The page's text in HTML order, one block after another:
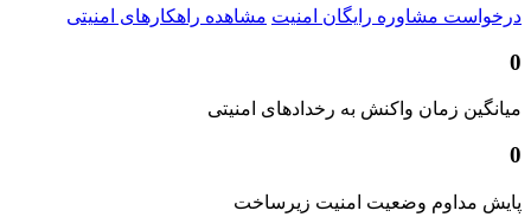
درخواست مشاوره رایگان امنیت مشاهده راهکارهای امنیتی
0
میانگین زمان واکنش به رخدادهای امنیتی
0
پایش مداوم وضعیت امنیت زیرساخت